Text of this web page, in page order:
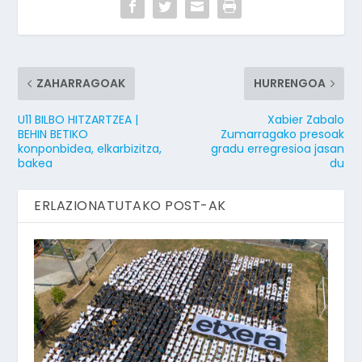
ZAHARRAGOAK
U11 BILBO HITZARTZEA |
BEHIN BETIKO
konponbidea, elkarbizitza,
bakea
HURRENGOA
Xabier Zabalo
Zumarragako presoak
gradu erregresioa jasan
du
ERLAZIONATUTAKO POST-AK